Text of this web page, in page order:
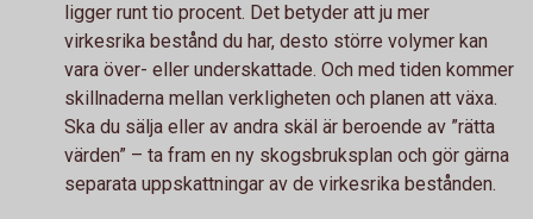
ligger runt tio procent. Det betyder att ju mer
virkesrika bestånd du har, desto större volymer kan
vara över- eller underskattade. Och med tiden kommer
skillnaderna mellan verkligheten och planen att växa.
Ska du sälja eller av andra skäl är beroende av ”rätta
värden” – ta fram en ny skogsbruksplan och gör gärna
separata uppskattningar av de virkesrika bestånden.